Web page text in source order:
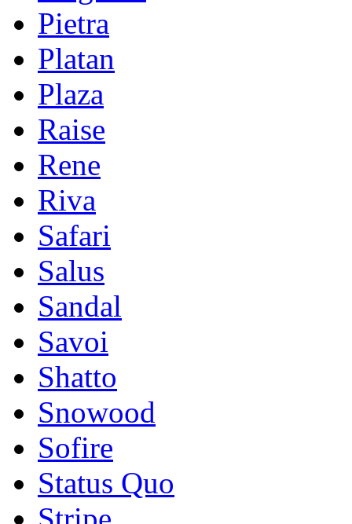
Pietra
Platan
Plaza
Raise
Rene
Riva
Safari
Salus
Sandal
Savoi
Shatto
Snowood
Sofire
Status Quo